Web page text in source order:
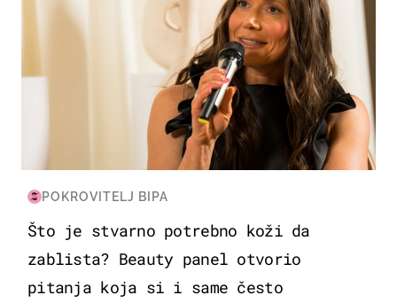
POKROVITELJ BIPA
Što je stvarno potrebno koži da
zablista? Beauty panel otvorio
pitanja koja si i same često